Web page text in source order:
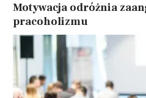
Motywacja odróżnia
pracoholizmu